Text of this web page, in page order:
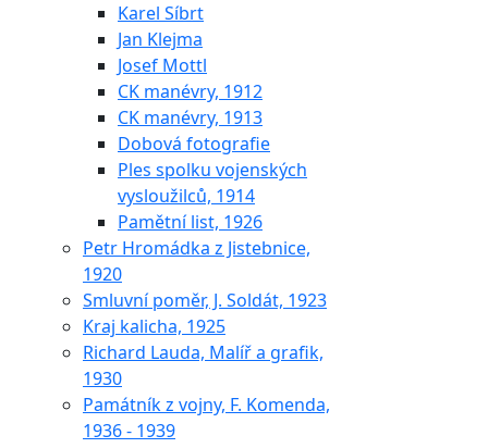
Karel Síbrt
Jan Klejma
Josef Mottl
CK manévry, 1912
CK manévry, 1913
Dobová fotografie
Ples spolku vojenských
vysloužilců, 1914
Pamětní list, 1926
Petr Hromádka z Jistebnice,
1920
Smluvní poměr, J. Soldát, 1923
Kraj kalicha, 1925
Richard Lauda, Malíř a grafik,
1930
Památník z vojny, F. Komenda,
1936 - 1939